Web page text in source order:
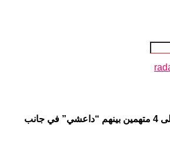
عمليات بغداد: القبض على 4 متهمين بينهم “داعشي” في جانب